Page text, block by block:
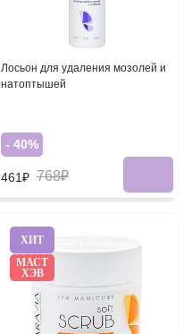
Лосьон для удаления мозолей и
натоптышей
- 40%
461₽ 768₽
ХИТ
МАСТ
ХЭВ